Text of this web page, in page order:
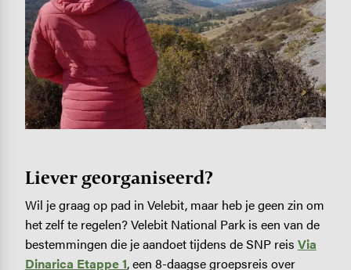
Liever georganiseerd?
Wil je graag op pad in Velebit, maar heb je geen zin om
het zelf te regelen? Velebit National Park is een van de
bestemmingen die je aandoet tijdens de SNP reis Via
Dinarica Etappe 1, een 8-daagse groepsreis over